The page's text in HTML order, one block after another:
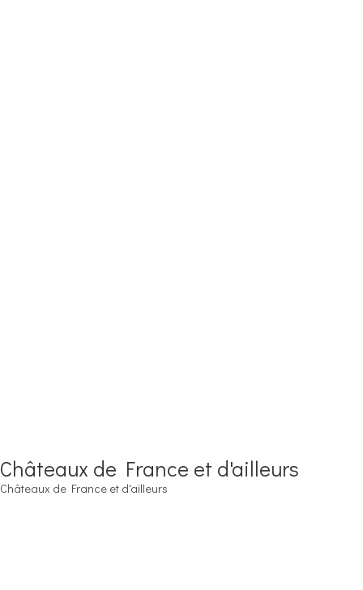
Châteaux de France et d'ailleurs
Châteaux de France et d'ailleurs